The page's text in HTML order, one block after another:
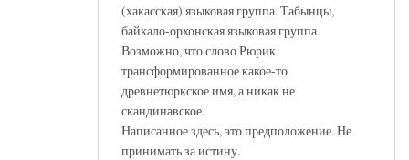
(хакасская) языковая группа. Табынцы,
байкало-орхонская языковая группа.
Возможно, что слово Рюрик
трансформированное какое-то
древнетюркское имя, а никак не
скандинавское.
Написанное здесь, это предположение. Не
принимать за истину.